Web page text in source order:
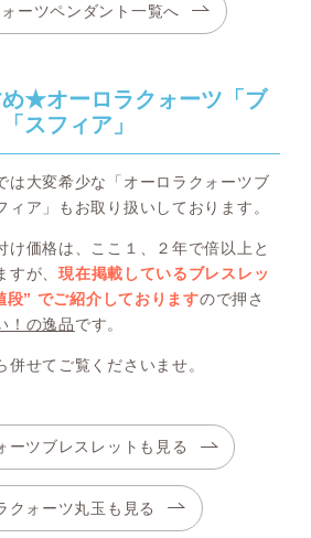
ーツペンダント一覧へ
★オーロラクォーツ「ブ
スフィア」
は大変希少な「オーロラクォーツブ
ィア」もお取り扱いしております。
け価格は、ここ１、２年で倍以上と
すが、現在掲載しているブレスレッ
段” でご紹介しておりますので押さ
！の逸品です。
併せてご覧くださいませ。
ーツブレスレットも見る
クォーツ丸玉も見る